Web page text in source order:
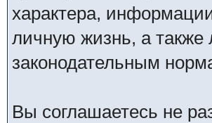
характера,
личную жизнь, а
законодательным
Вы соглашаетесь не